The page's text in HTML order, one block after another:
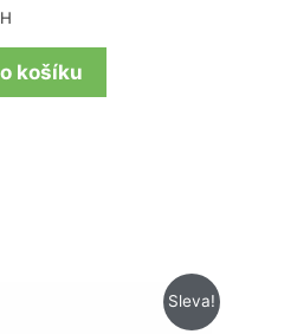
košíku
Sleva!